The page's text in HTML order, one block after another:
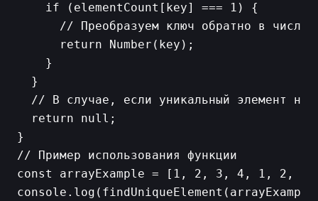
    if (elementCount[key] === 1) {
// Преобразуем ключ обратно в число
      return Number(key);
    }
  }
// В случае, если уникальный элемент не
  return null;
}
// Пример использования функции
const arrayExample = [1, 2, 3, 4, 1, 2,